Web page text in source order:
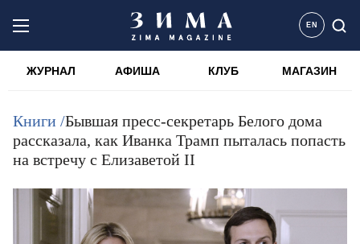
EN
ЖУРНАЛ АФИША КЛУБ МАГАЗИН
Книги /Бывшая пресс-секретарь Белого дома
рассказала, как Иванка Трамп пыталась попасть
на встречу с Елизаветой II